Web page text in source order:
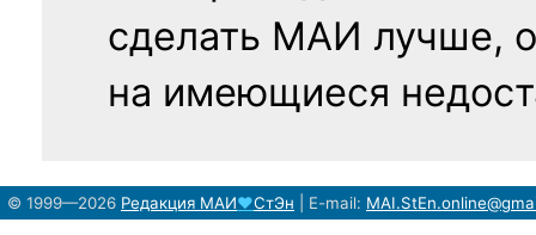
сделать МАИ лучше,
на имеющиеся
© 1999—2026 Редакция МАИ♥СтЭн E-mail: